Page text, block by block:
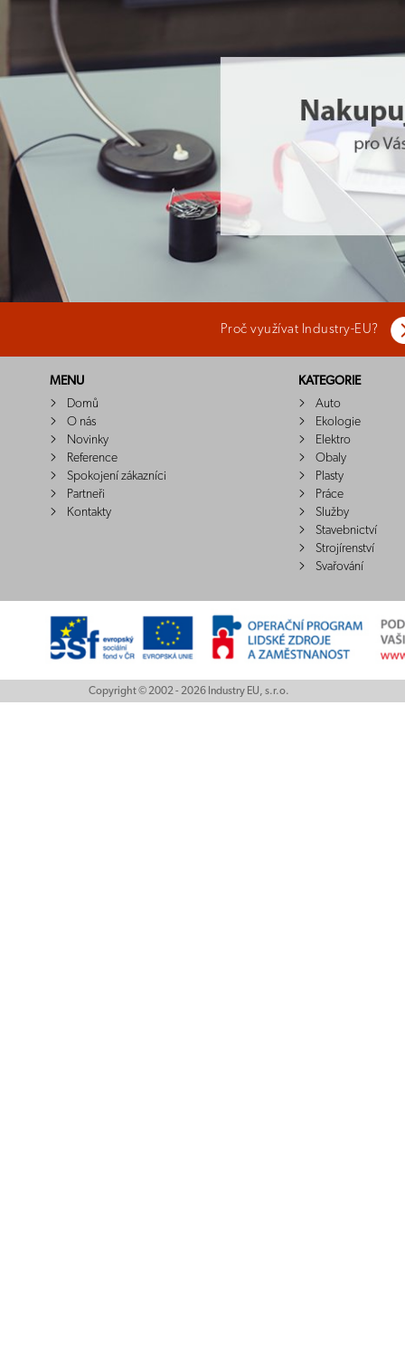
Proč využívat Industry-EU?
MENU
Domů
O nás
Novinky
Reference
Spokojení zákazníci
Partneři
Kontakty
KATEGORIE
Auto
Ekologie
Elektro
Obaly
Plasty
Práce
Služby
Stavebnictví
Strojírenství
Svařování
Copyright © 2002 - 2026 Industry EU, s.r.o.